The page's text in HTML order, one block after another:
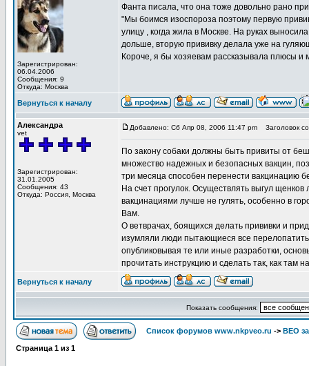
Зарегистрирован:
06.04.2006
Сообщения: 9
Откуда: Москва
Фанта писала, что она тоже довольно рано
"Мы боимся изоспороза поэтому первую
улицу , когда жила в Москве. На руках
дольше, вторую прививку делала уже на
Короче, я бы хозяевам рассказывала плюсы и
Вернуться к началу
Александра
vet
Зарегистрирован:
31.01.2005
Сообщения: 43
Откуда: Россия, Москва
Добавлено: Сб Апр 08, 2006 11:47 pm Заголовок
По закону собаки должны быть привиты от
множество надежных и безопасных вакцин,
три месяца способен перенести вакцинацию
На счет прогулок. Осуществлять выгул
вакцинациями лучше не гулять, особенно в
Вам.
О ветврачах, боящихся делать прививки и
изумляли люди пытающиеся все
опубликовывая те или иные разработки,
прочитать инструкцию и сделать так, как там
Вернуться к началу
Показать сообщения:
Список форумов www.nkpveo.ru -> ВЕО
Страница 1 из 1